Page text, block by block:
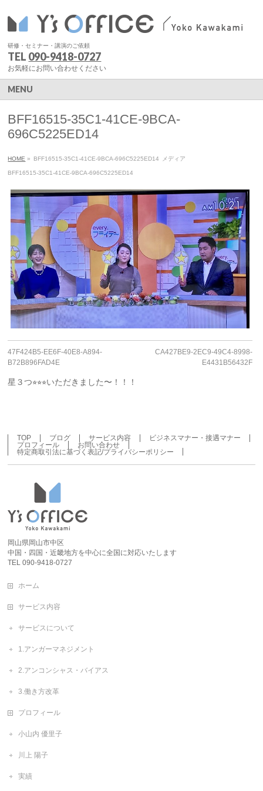
研修・セミナー・講演のご依頼
TEL 090-9418-0727
お気軽にお問い合わせください
MENU
BFF16515-35C1-41CE-9BCA-
696C5225ED14
HOME » BFF16515-35C1-41CE-9BCA-696C5225ED14 メディア
BFF16515-35C1-41CE-9BCA-696C5225ED14
47F424B5-EE6F-40E8-A894-
B72B896FAD4E
CA427BE9-2EC9-49C4-8998-
E4431B56432F
星３つ⭐︎⭐︎⭐︎いただきました〜！！！
TOP ブログ サービス内容
ビジネスマナー・接遇マナー
プロフィール
お問い合わせ
特定商取引法に基づく表記/プライバシーポリシー
岡山県岡山市中区
中国・四国・近畿地方を中心に全国に対応いたします
TEL 090-9418-0727
ホーム
サービス内容
サービスについて
1.アンガーマネジメント
2.アンコンシャス・バイアス
3.働き方改革
プロフィール
小山内 優里子
川上 陽子
実績